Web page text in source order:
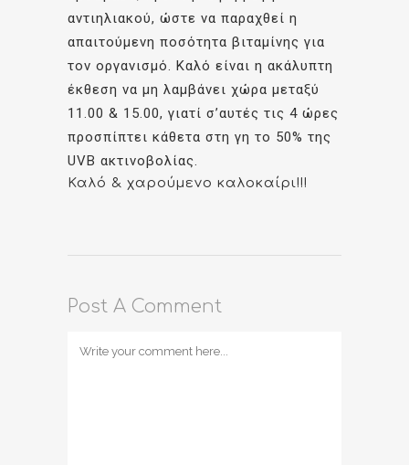
αντιηλιακού, ώστε να παραχθεί η
απαιτούμενη ποσότητα βιταμίνης για
τον οργανισμό. Καλό είναι η ακάλυπτη
έκθεση να μη λαμβάνει χώρα μεταξύ
11.00 & 15.00, γιατί σ’αυτές τις 4 ώρες
προσπίπτει κάθετα στη γη το 50% της
UVB ακτινοβολίας.
Καλό & χαρούμενο καλοκαίρι!!!
Post A Comment